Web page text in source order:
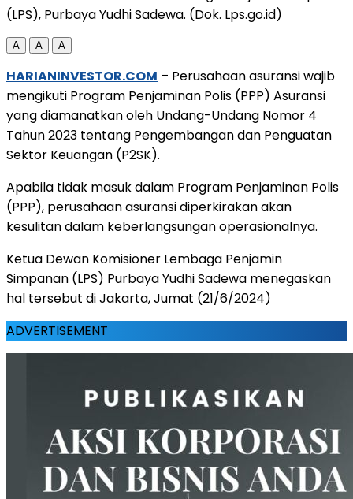
(LPS), Purbaya Yudhi Sadewa. (Dok. Lps.go.id)
A A A
HARIANINVESTOR.COM – Perusahaan asuransi wajib
mengikuti Program Penjaminan Polis (PPP) Asuransi
yang diamanatkan oleh Undang-Undang Nomor 4
Tahun 2023 tentang Pengembangan dan Penguatan
Sektor Keuangan (P2SK).
Apabila tidak masuk dalam Program Penjaminan Polis
(PPP), perusahaan asuransi diperkirakan akan
kesulitan dalam keberlangsungan operasionalnya.
Ketua Dewan Komisioner Lembaga Penjamin
Simpanan (LPS) Purbaya Yudhi Sadewa menegaskan
hal tersebut di Jakarta, Jumat (21/6/2024)
ADVERTISEMENT